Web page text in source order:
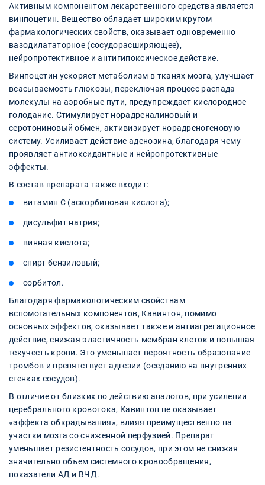
Активным компонентом лекарственного средства является
винпоцетин. Вещество обладает широким кругом
фармакологических свойств, оказывает одновременно
вазодилататорное (сосудорасширяющее),
нейропротективное и антигипоксическое действие.
Винпоцетин ускоряет метаболизм в тканях мозга, улучшает
всасываемость глюкозы, переключая процесс распада
молекулы на аэробные пути, предупреждает кислородное
голодание. Стимулирует норадреналиновый и
серотониновый обмен, активизирует норадреногеновую
систему. Усиливает действие аденозина, благодаря чему
проявляет антиоксидантные и нейропротективные
эффекты.
В состав препарата также входит:
витамин C (аскорбиновая кислота);
дисульфит натрия;
винная кислота;
спирт бензиловый;
сорбитол.
Благодаря фармакологическим свойствам
вспомогательных компонентов, Кавинтон, помимо
основных эффектов, оказывает также и антиагрегационное
действие, снижая эластичность мембран клеток и повышая
текучесть крови. Это уменьшает вероятность образование
тромбов и препятствует адгезии (оседанию на внутренних
стенках сосудов).
В отличие от близких по действию аналогов, при усилении
церебрального кровотока, Кавинтон не оказывает
«эффекта обкрадывания», влияя преимущественно на
участки мозга со сниженной перфузией. Препарат
уменьшает резистентность сосудов, при этом не снижая
значительно объем системного кровообращения,
показатели АД и ВЧД.